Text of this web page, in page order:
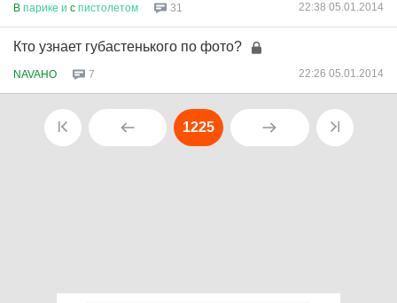
B парике и c пистолетом 31 22:38 05.01.2014
Кто узнает губастенького по фото?
NAVAHO 7 22:26 05.01.2014
1225